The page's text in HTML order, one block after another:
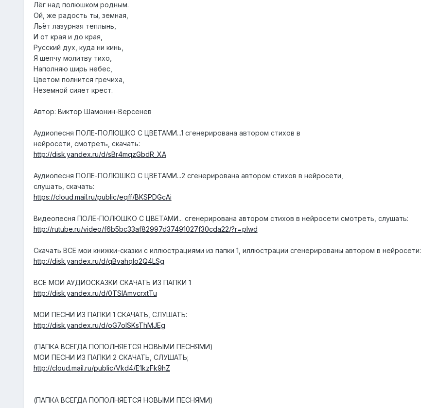
Лёг над полюшком родным.
Ой, же радость ты, земная,
Льёт лазурная теплынь,
И от края и до края,
Русский дух, куда ни кинь,
Я шепчу молитву тихо,
Наполняю ширь небес,
Цветом полнится гречиха,
Неземной сияет крест.
Автор: Виктор Шамонин-Версенев
Аудиопесня ПОЛЕ-ПОЛЮШКО С ЦВЕТАМИ...1 сгенерирована автором стихов в
нейросети, смотреть, скачать:
http://disk.yandex.ru/d/sBr4mqzGbdR_XA
Аудиопесня ПОЛЕ-ПОЛЮШКО С ЦВЕТАМИ...2 сгенерирована автором стихов в нейросети,
слушать, скачать:
https://cloud.mail.ru/public/eqff/BKSPDGcAi
Видеопесня ПОЛЕ-ПОЛЮШКО С ЦВЕТАМИ... сгенерирована автором стихов в нейросети смотреть, слушать:
http://rutube.ru/video/f6b5bc33af82997d37491027f30cda22/?r=plwd
Скачать ВСЕ мои книжки-сказки с иллюстрациями из папки 1, иллюстрации сгенерированы автором в нейросети:
http://disk.yandex.ru/d/qBvahqlo2Q4LSg
ВСЕ МОИ АУДИОСКАЗКИ СКАЧАТЬ ИЗ ПАПКИ 1
http://disk.yandex.ru/d/0TSIAmvcrxtTu
МОИ ПЕСНИ ИЗ ПАПКИ 1 СКАЧАТЬ, СЛУШАТЬ:
http://disk.yandex.ru/d/oG7oISKsThMJEg
(ПАПКА ВСЕГДА ПОПОЛНЯЕТСЯ НОВЫМИ ПЕСНЯМИ)
МОИ ПЕСНИ ИЗ ПАПКИ 2 СКАЧАТЬ, СЛУШАТЬ;
http://cloud.mail.ru/public/Vkd4/E1kzFk9hZ
(ПАПКА ВСЕГДА ПОПОЛНЯЕТСЯ НОВЫМИ ПЕСНЯМИ)